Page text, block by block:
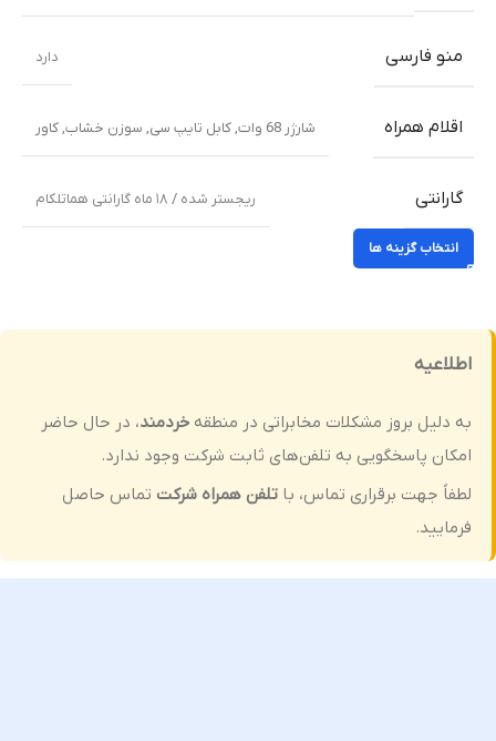
منو فارسی دارد
اقلام همراه شارژر 68 وات ,کابل تایپ سی, سوزن خشاب,کاور
گارانتی ریجستر شده / ۱۸ ماه گارانتی هماتلکام
انتخاب گزینه ها
اطلاعیه
به دلیل بروز مشکلات مخابراتی در منطقه خردمند، در حال حاضر
امکان پاسخگویی به تلفن‌های ثابت شرکت وجود ندارد.
لطفاً جهت برقراری تماس، با تلفن همراه شرکت تماس حاصل
فرمایید.